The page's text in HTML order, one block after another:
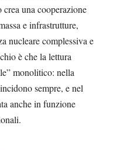
una cooperazione
e infrastrutture,
nucleare complessiva e
è che la lettura
monolitico: nella
sempre, e nel
anche in funzione